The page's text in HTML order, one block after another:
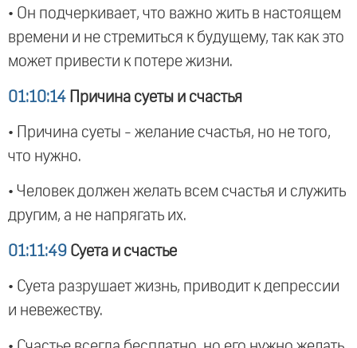
• Он подчеркивает, что важно жить в настоящем
времени и не стремиться к будущему, так как это
может привести к потере жизни.
01:10:14 Причина суеты и счастья
• Причина суеты - желание счастья, но не того,
что нужно.
• Человек должен желать всем счастья и служить
другим, а не напрягать их.
01:11:49 Суета и счастье
• Суета разрушает жизнь, приводит к депрессии
и невежеству.